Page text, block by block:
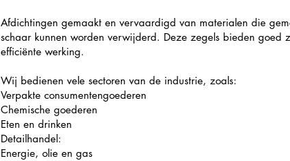
Afdichtingen gemaakt en vervaardigd van materialen die
schaar kunnen worden verwijderd. Deze zegels bieden
efficiënte werking.
Wij bedienen vele sectoren van de industrie, zoals:
Verpakte consumentengoederen
Chemische goederen
Eten en drinken
Detailhandel:
Energie, olie en gas